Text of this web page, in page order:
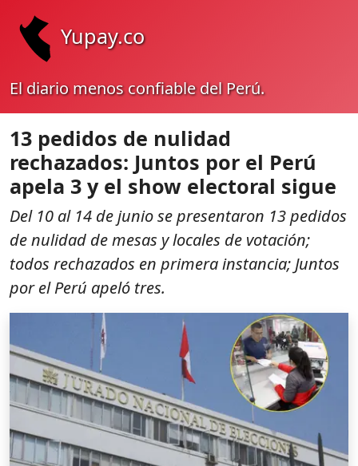
Yupay.co
El diario menos confiable del Perú.
13 pedidos de nulidad
rechazados: Juntos por el Perú
apela 3 y el show electoral sigue
Del 10 al 14 de junio se presentaron 13 pedidos
de nulidad de mesas y locales de votación;
todos rechazados en primera instancia; Juntos
por el Perú apeló tres.